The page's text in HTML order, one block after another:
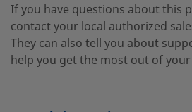
B-4CP5-1 Messing
If you have questions about this
contact your local authorized
They can also tell you about
help you get the most out of